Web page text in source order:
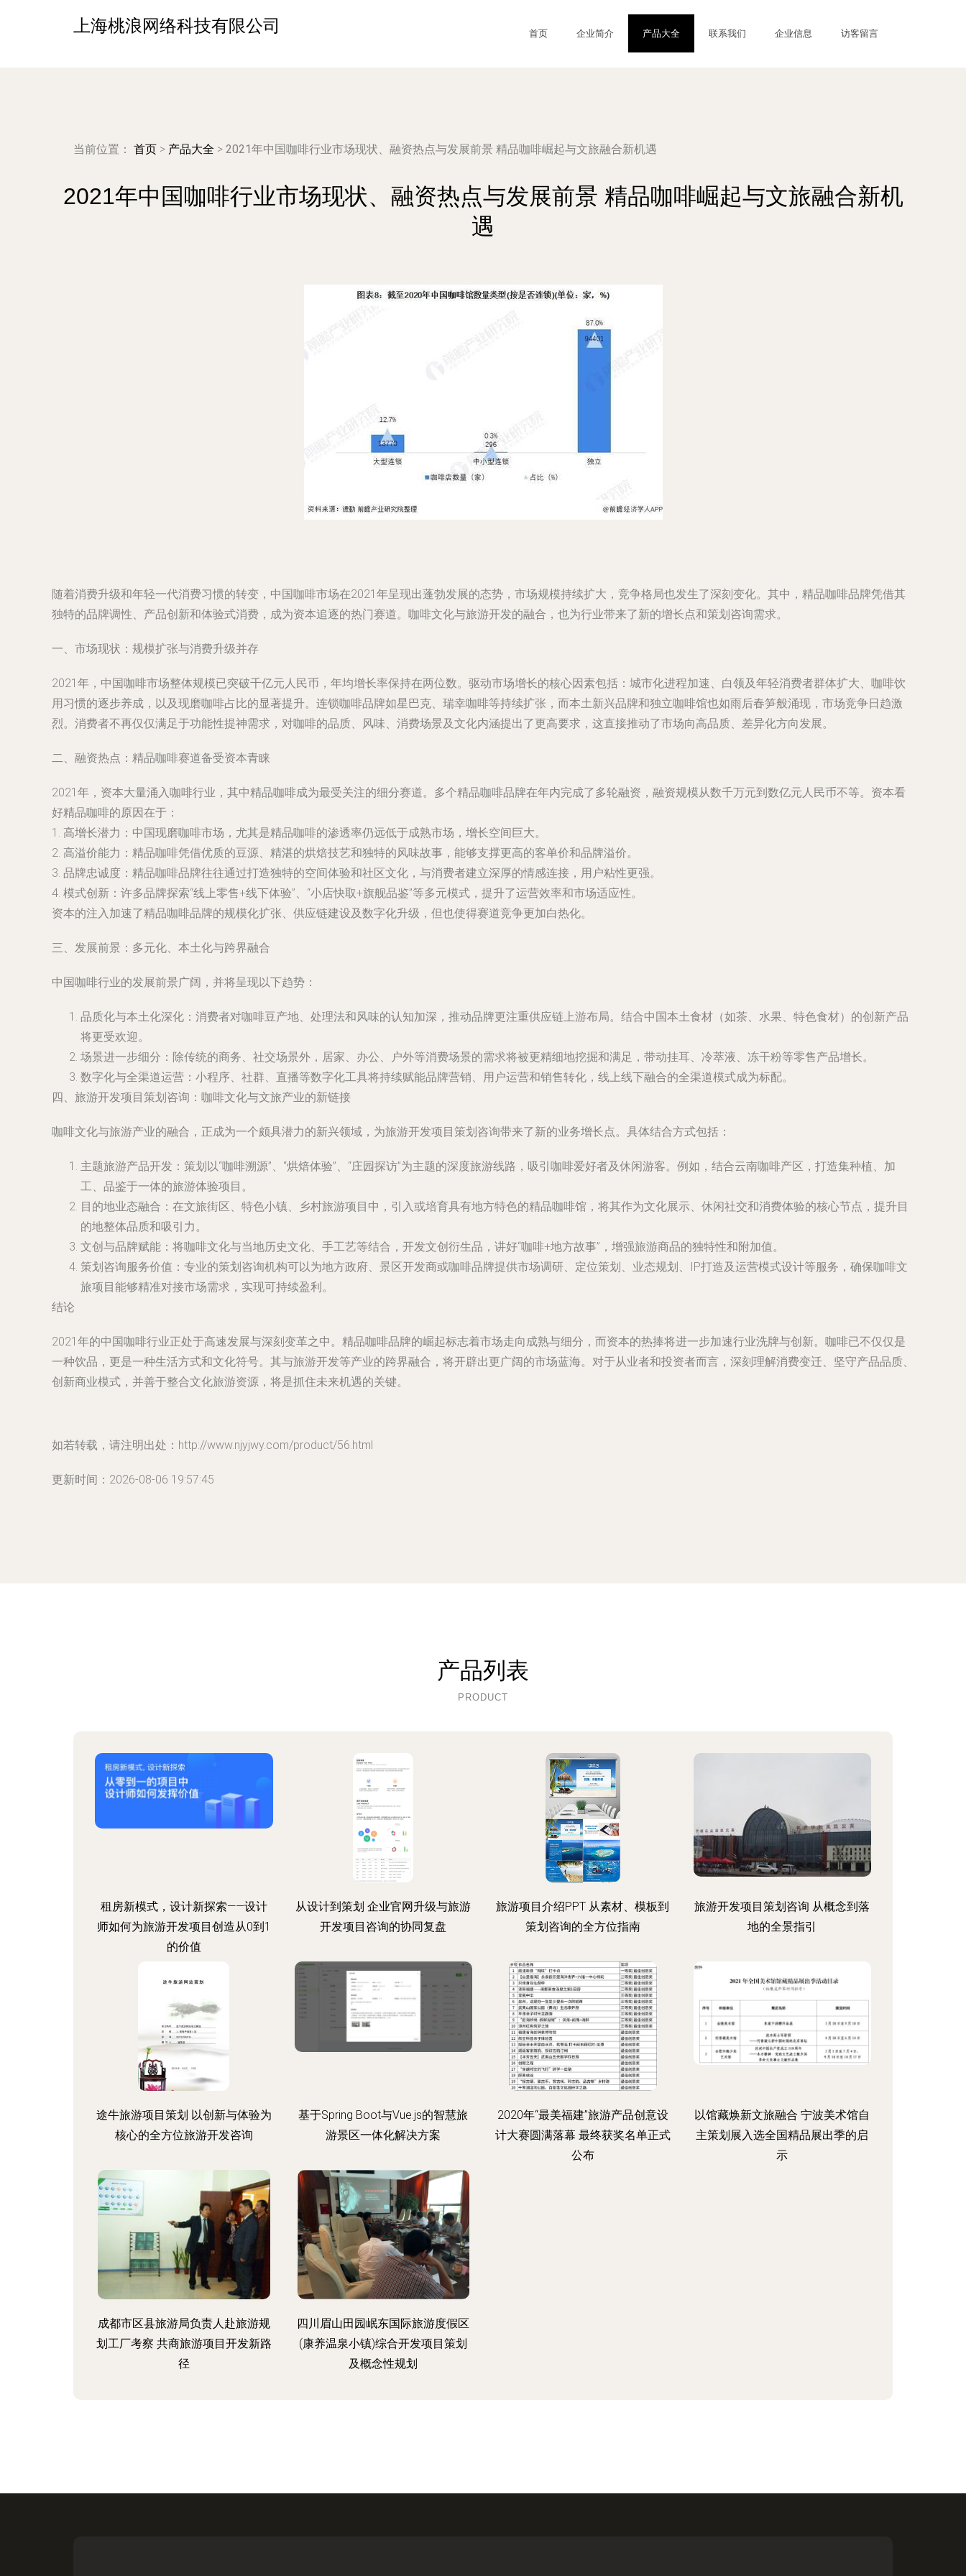
上海桃浪网络科技有限公司 首页 企业简介 产品大全 联系我们 企业信息 访客留言
当前位置： 首页 > 产品大全 > 2021年中国咖啡行业市场现状、融资热点与发展前景 精品咖啡崛起与文旅融合新机遇
2021年中国咖啡行业市场现状、融资热点与发展前景 精品咖啡崛起与文旅融合新机
遇
随着消费升级和年轻一代消费习惯的转变，中国咖啡市场在2021年呈现出蓬勃发展的态势，市场规模持续扩大，竞争格局也发生了深刻变化。其中，精品咖啡品牌凭借其
独特的品牌调性、产品创新和体验式消费，成为资本追逐的热门赛道。咖啡文化与旅游开发的融合，也为行业带来了新的增长点和策划咨询需求。
一、市场现状：规模扩张与消费升级并存
2021年，中国咖啡市场整体规模已突破千亿元人民币，年均增长率保持在两位数。驱动市场增长的核心因素包括：城市化进程加速、白领及年轻消费者群体扩大、咖啡饮
用习惯的逐步养成，以及现磨咖啡占比的显著提升。连锁咖啡品牌如星巴克、瑞幸咖啡等持续扩张，而本土新兴品牌和独立咖啡馆也如雨后春笋般涌现，市场竞争日趋激
烈。消费者不再仅仅满足于功能性提神需求，对咖啡的品质、风味、消费场景及文化内涵提出了更高要求，这直接推动了市场向高品质、差异化方向发展。
二、融资热点：精品咖啡赛道备受资本青睐
2021年，资本大量涌入咖啡行业，其中精品咖啡成为最受关注的细分赛道。多个精品咖啡品牌在年内完成了多轮融资，融资规模从数千万元到数亿元人民币不等。资本看
好精品咖啡的原因在于：
1. 高增长潜力：中国现磨咖啡市场，尤其是精品咖啡的渗透率仍远低于成熟市场，增长空间巨大。
2. 高溢价能力：精品咖啡凭借优质的豆源、精湛的烘焙技艺和独特的风味故事，能够支撑更高的客单价和品牌溢价。
3. 品牌忠诚度：精品咖啡品牌往往通过打造独特的空间体验和社区文化，与消费者建立深厚的情感连接，用户粘性更强。
4. 模式创新：许多品牌探索“线上零售+线下体验”、“小店快取+旗舰品鉴”等多元模式，提升了运营效率和市场适应性。
资本的注入加速了精品咖啡品牌的规模化扩张、供应链建设及数字化升级，但也使得赛道竞争更加白热化。
三、发展前景：多元化、本土化与跨界融合
中国咖啡行业的发展前景广阔，并将呈现以下趋势：
品质化与本土化深化：消费者对咖啡豆产地、处理法和风味的认知加深，推动品牌更注重供应链上游布局。结合中国本土食材（如茶、水果、特色食材）的创新产品
将更受欢迎。
场景进一步细分：除传统的商务、社交场景外，居家、办公、户外等消费场景的需求将被更精细地挖掘和满足，带动挂耳、冷萃液、冻干粉等零售产品增长。
数字化与全渠道运营：小程序、社群、直播等数字化工具将持续赋能品牌营销、用户运营和销售转化，线上线下融合的全渠道模式成为标配。
四、旅游开发项目策划咨询：咖啡文化与文旅产业的新链接
咖啡文化与旅游产业的融合，正成为一个颇具潜力的新兴领域，为旅游开发项目策划咨询带来了新的业务增长点。具体结合方式包括：
主题旅游产品开发：策划以“咖啡溯源”、“烘焙体验”、“庄园探访”为主题的深度旅游线路，吸引咖啡爱好者及休闲游客。例如，结合云南咖啡产区，打造集种植、加
工、品鉴于一体的旅游体验项目。
目的地业态融合：在文旅街区、特色小镇、乡村旅游项目中，引入或培育具有地方特色的精品咖啡馆，将其作为文化展示、休闲社交和消费体验的核心节点，提升目
的地整体品质和吸引力。
文创与品牌赋能：将咖啡文化与当地历史文化、手工艺等结合，开发文创衍生品，讲好“咖啡+地方故事”，增强旅游商品的独特性和附加值。
策划咨询服务价值：专业的策划咨询机构可以为地方政府、景区开发商或咖啡品牌提供市场调研、定位策划、业态规划、IP打造及运营模式设计等服务，确保咖啡文
旅项目能够精准对接市场需求，实现可持续盈利。
结论
2021年的中国咖啡行业正处于高速发展与深刻变革之中。精品咖啡品牌的崛起标志着市场走向成熟与细分，而资本的热捧将进一步加速行业洗牌与创新。咖啡已不仅仅是
一种饮品，更是一种生活方式和文化符号。其与旅游开发等产业的跨界融合，将开辟出更广阔的市场蓝海。对于从业者和投资者而言，深刻理解消费变迁、坚守产品品质、
创新商业模式，并善于整合文化旅游资源，将是抓住未来机遇的关键。
如若转载，请注明出处：http://www.njyjwy.com/product/56.html
更新时间：2026-08-06 19:57:45
产品列表
PRODUCT
租房新模式，设计新探索——设计
师如何为旅游开发项目创造从0到1
的价值
从设计到策划 企业官网升级与旅游
开发项目咨询的协同复盘
旅游项目介绍PPT 从素材、模板到
策划咨询的全方位指南
旅游开发项目策划咨询 从概念到落
地的全景指引
途牛旅游项目策划 以创新与体验为
核心的全方位旅游开发咨询
基于Spring Boot与Vue.js的智慧旅
游景区一体化解决方案
2020年“最美福建”旅游产品创意设
计大赛圆满落幕 最终获奖名单正式
公布
以馆藏焕新文旅融合 宁波美术馆自
主策划展入选全国精品展出季的启
示
成都市区县旅游局负责人赴旅游规
划工厂考察 共商旅游项目开发新路
径
四川眉山田园岷东国际旅游度假区
(康养温泉小镇)综合开发项目策划
及概念性规划